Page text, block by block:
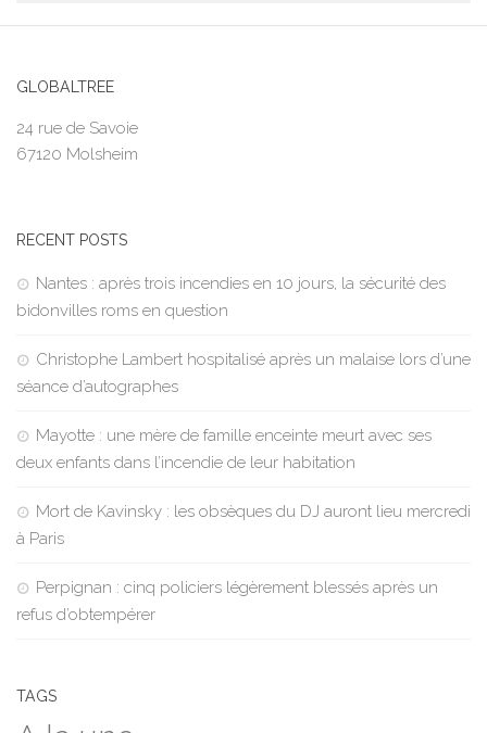
GLOBALTREE
24 rue de Savoie
67120 Molsheim
RECENT POSTS
Nantes : après trois incendies en 10 jours, la sécurité des
bidonvilles roms en question
Christophe Lambert hospitalisé après un malaise lors d’une
séance d’autographes
Mayotte : une mère de famille enceinte meurt avec ses
deux enfants dans l’incendie de leur habitation
Mort de Kavinsky : les obsèques du DJ auront lieu mercredi
à Paris
Perpignan : cinq policiers légèrement blessés après un
refus d’obtempérer
TAGS